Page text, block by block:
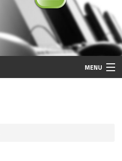
MENU